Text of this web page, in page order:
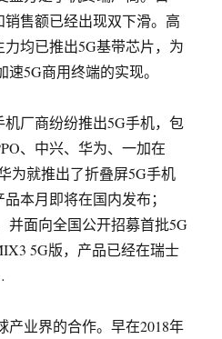
售额已经出现双下滑。高
均已推出5G基带芯片，为
5G商用终端的实现。
厂商纷纷推出5G手机，包
、中兴、华为、一加在
为就推出了折叠屏5G手机
本月即将在国内发布；
并面向全国公开招募首批5G
5G版，产品已经在瑞士
产业界的合作。早在2018年